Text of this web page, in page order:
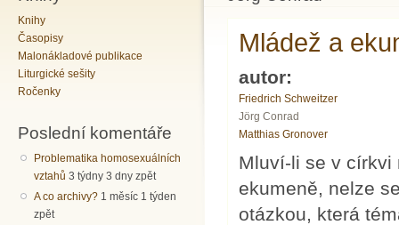
Knihy
Časopisy
Malonákladové publikace
Liturgické sešity
Ročenky
Poslední komentáře
Problematika homosexuálních
vztahů 3 týdny 3 dny zpět
A co archivy? 1 měsíc 1 týden
zpět
Mládež a
autor:
Friedrich Schweitzer
Jörg Conrad
Matthias Gronover
Mluví-li se v církvi
ekumeně, nelze
otázkou, která